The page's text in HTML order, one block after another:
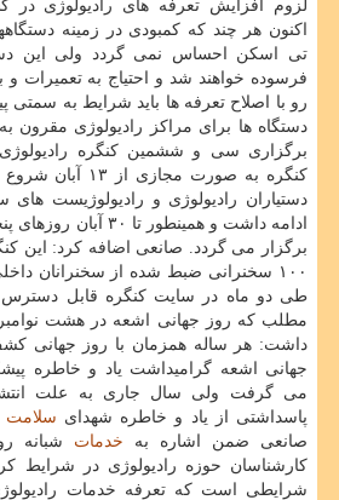
لزوم افزایش تعرفه های رادیولوژی
اکنون هر چند که کمبودی در زمینه
تی اسکن احساس نمی گردد ولی این
فرسوده خواهند شد و احتیاج به تعمیرات و
رو با اصلاح تعرفه ها باید شرایط به سمتی
دستگاه ها برای مراکز رادیولوژی مقرون
برگزاری سی و ششمین کنگره رادیولوژی
کنگره به صورت
ادامه داشت و همینطور
برگزار می گردد. صانعی اضافه کرد: این
۱۰۰ سخنرانی ضبط شده از سخنرانان
طی دو ماه در سایت کنگره قابل
داشت: هر ساله همزمان با روز جهانی
جهانی اشعه گرامیداشت یاد و خاطره
می گرفت ولی سال جاری به علت
پاسداشتی از یاد و خاطره شهدای سلامت
صانعی ضمن اشاره به خدمات شبانه
کارشناسان حوزه رادیولوژی در شرایط
شرایطی است که تعرفه خدمات